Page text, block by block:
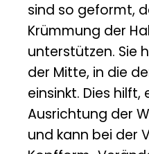
sind so geformt,
Krümmung der
unterstützen. Sie
der Mitte, in die
einsinkt. Dies
Ausrichtung der
und kann bei der